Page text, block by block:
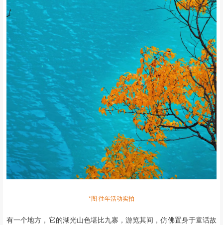
*图 往年活动实拍
有一个地方， 它的湖光山色堪比九寨，游览其间，仿佛置身于童话故